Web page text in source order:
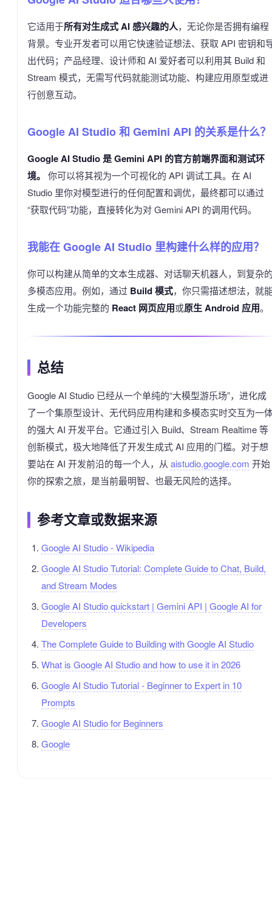
它适用于所有对生成式 AI 感兴趣的人，无论你是否拥有编程
背景。专业开发者可以用它快速验证想法、获取 API 密钥和
出代码；产品经理、设计师和 AI 爱好者可以利用其 Build 和
Stream 模式，无需写代码就能测试功能、构建应用原型或进
行创意互动。
Google AI Studio 和 Gemini API 的关系是什么？
Google AI Studio 是 Gemini API 的官方前端界面和测试环
境。
你可以将其视为一个可视化的 API 调试工具。在 AI
Studio 里你对模型进行的任何配置和调优，最终都可以通过
“获取代码”功能，直接转化为对 Gemini API 的调用代码。
我能在 Google AI Studio 里构建什么样的应用？
你可以构建从简单的文本生成器、对话聊天机器人，到复杂
多模态应用。例如，通过 Build 模式，你只需描述想法，就
生成一个功能完整的 React 网页应用或原生 Android 应用。
总结
Google AI Studio 已经从一个单纯的“大模型游乐场”，进化成
了一个集原型设计、无代码应用构建和多模态实时交互为一
的强大 AI 开发平台。它通过引入 Build、Stream Realtime 等
创新模式，极大地降低了开发生成式 AI 应用的门槛。对于想
要站在 AI 开发前沿的每一个人，从 aistudio.google.com 开始
你的探索之旅，是当前最明智、也最无风险的选择。
参考文章或数据来源
Google AI Studio - Wikipedia
Google AI Studio Tutorial: Complete Guide to Chat, Build,
and Stream Modes
Google AI Studio quickstart | Gemini API | Google AI for
Developers
The Complete Guide to Building with Google AI Studio
What is Google AI Studio and how to use it in 2026
Google AI Studio Tutorial - Beginner to Expert in 10
Prompts
Google AI Studio for Beginners
Google